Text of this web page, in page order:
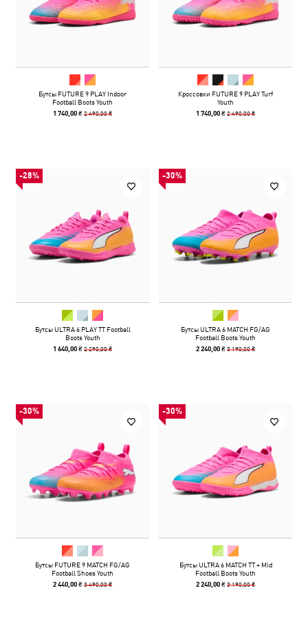
Бутсы FUTURE 9 PLAY Indoor
Football Boots Youth
1 740,00 ₴2 490,00 ₴
Кроссовки FUTURE 9 PLAY Turf
Youth
1 740,00 ₴2 490,00 ₴
-28%
Бутсы ULTRA 6 PLAY TT Football
Boots Youth
1 640,00 ₴2 290,00 ₴
-30%
Бутсы ULTRA 6 MATCH FG/AG
Football Boots Youth
2 240,00 ₴3 190,00 ₴
-30%
Бутсы FUTURE 9 MATCH FG/AG
Football Shoes Youth
2 440,00 ₴3 490,00 ₴
-30%
Бутсы ULTRA 6 MATCH TT + Mid
Football Boots Youth
2 240,00 ₴3 190,00 ₴